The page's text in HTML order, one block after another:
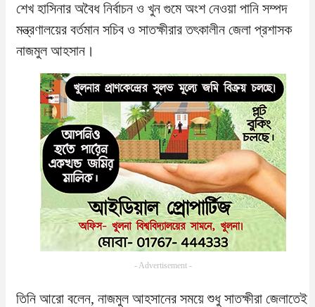
শেখ হাসিনার অবৈধ নির্বাচন ও খুন গুমে অংশ নেওয়া পানি সম্পদ
মন্ত্রণালয়ের বর্তমান সচিব ও সাতক্ষীরার তৎকালীন জেলা প্রশাসক
নাজমুল আহসান।
- Advertisement -
তিনি আরো বলেন, নাজমুল আহসানের সময়ে শুধু সাতক্ষীরা জেলাতেই